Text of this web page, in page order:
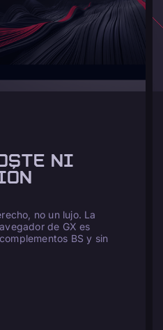
NI
no un lujo. La
de GX es
BS y sin